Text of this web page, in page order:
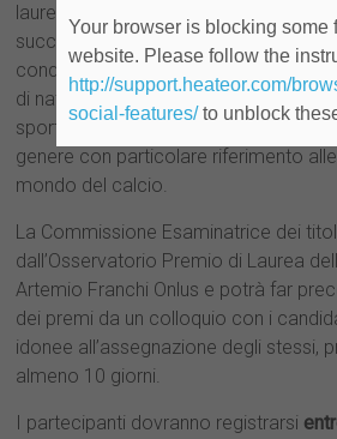
laurea, conseguita presso le Università
successivamente al 1° agosto 2016,
conquistare misurandosi su
di natura giuridica, economica, sociale
sportiva afferenti le società sportive e
genere con particolare riferimento
mondo del calcio.
La Commissione Esaminatrice dei
dall’Osservatorio Premio di Laurea
Artemio Franchi Onlus e potrà far
dei premi da un colloquio con i
idonee all’assegnazione degli stessi,
almeno 10 giorni.
I partecipanti dovranno registrarsi
Your browser is blocking some
website. Please follow the
http://support.heateor.com/
social-features/to unblock